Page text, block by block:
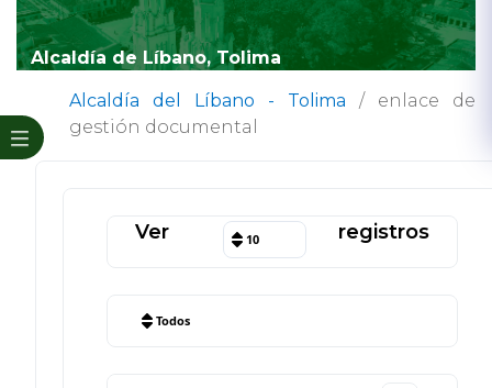
Alcaldía de Líbano, Tolima
Alcaldía del Líbano - Tolima / enlace de
gestión documental
Ver 10 registros
Todos